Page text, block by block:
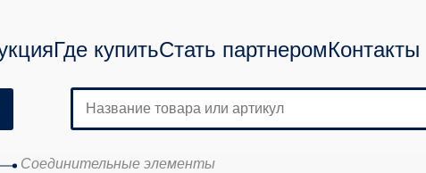
Где купитьСтать партнеромКонтакты
Соединительные элементы